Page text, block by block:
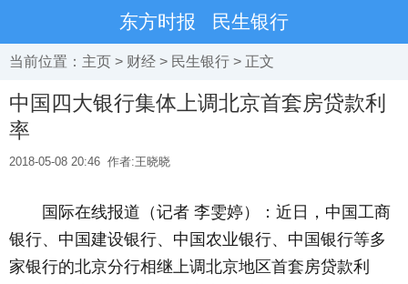
东方时报 民生银行
当前位置： 主页 > 财经 > 民生银行 > 正文
中国四大银行集体上调北京首套房贷款利
率
2018-05-08 20:46 作者:王晓晓
国际在线报道（记者 李雯婷）：近日，中国工商
银行、中国建设银行、中国农业银行、中国银行等多
家银行的北京分行相继上调北京地区首套房贷款利